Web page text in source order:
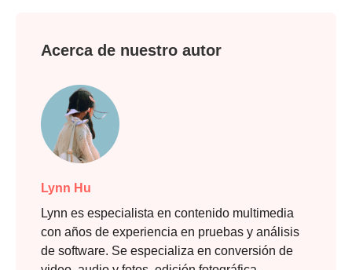
Acerca de nuestro autor
Lynn Hu
Lynn es especialista en contenido multimedia
con años de experiencia en pruebas y análisis
de software. Se especializa en conversión de